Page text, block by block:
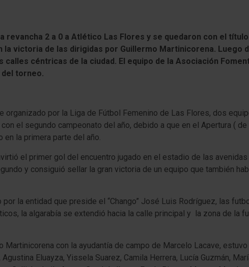
2 a 0 a Atlético Las Flores y se quedaron con el
la victoria de las dirigidas por Guillermo Martinicorena. Luego
céntricas de la ciudad. El equipo de la Asociación
torneo.
organizado por la Liga de Fútbol Femenino de Las Flores, dos
el segundo campeonato del año, debido a que en el Apertura (
la primera parte del año.
el primer gol del encuentro jugado en el estadio de las avenidas
y consiguió sellar la gran victoria de un equipo que también
la entidad que preside el “Chango” José Luis Rodríguez, las
la algarabía se extendió hacia la calle principal y la zona de la
Martinicorena con la ayudantía de campo de Marcelo Lacave,
Eluayza, Yissela Suarez, Camila Herrera, Lucía Guzmán,